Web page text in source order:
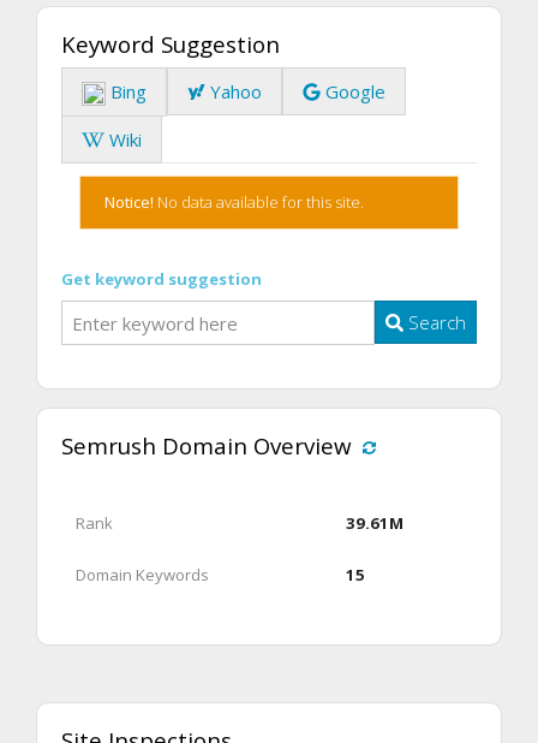
Keyword Suggestion
Bing Yahoo
Google
Wiki
Notice! No data available for this site.
Get keyword suggestion
Search
Semrush Domain Overview
Rank 39.61M
Domain Keywords 15